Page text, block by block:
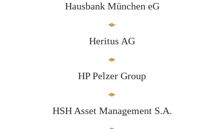
Hausbank München eG
Heritus AG
HP Pelzer Group
HSH Asset Management S.A.